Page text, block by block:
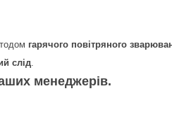
гарячого повітряного
слід.
менеджерів.